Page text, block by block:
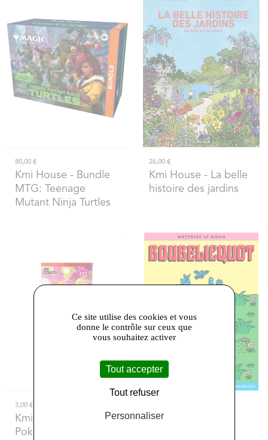
80,00 €
Kmi House - Bundle
MTG: Teenage
Mutant Ninja Turtles
26,00 €
Kmi House - La belle
histoire des jardins
3,00 €
Kmi House
- Booster
Pokémon Gem Pack
Kmi House
Ce site utilise des cookies et vous
donne le contrôle sur ceux que
vous souhaitez activer
Tout accepter
Tout refuser
Personnaliser